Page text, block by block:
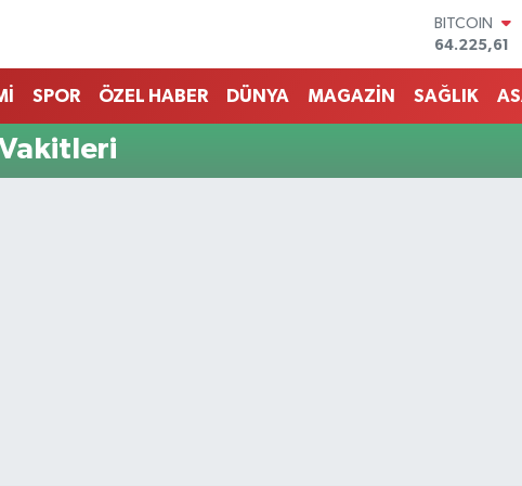
64.225,61
DOLAR
EURO
SPOR ÖZEL HABER DÜNYA MAGAZİN SAĞLIK